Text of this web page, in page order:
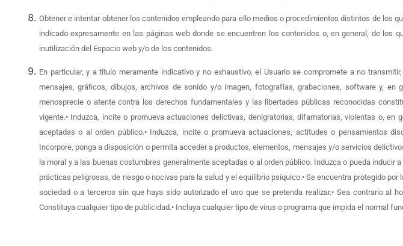
Obtener e intentar obtener los contenidos empleando para ello medios o procedimientos distintos de los
indicado expresamente en las páginas web donde se encuentren los contenidos o, en general, de los
inutilización del Espacio web y/o de los contenidos.
En particular, y a título meramente indicativo y no exhaustivo, el Usuario se compromete a no
mensajes, gráficos, dibujos, archivos de sonido y/o imagen, fotografías, grabaciones, software y,
menosprecie o atente contra los derechos fundamentales y las libertades públicas reconocidas
vigente.• Induzca, incite o promueva actuaciones delictivas, denigratorias, difamatorias, violentas o,
aceptadas o al orden público.• Induzca, incite o promueva actuaciones, actitudes o pensamientos
Incorpore, ponga a disposición o permita acceder a productos, elementos, mensajes y/o servicios
la moral y a las buenas costumbres generalmente aceptadas o al orden público. Induzca o pueda inducir
prácticas peligrosas, de riesgo o nocivas para la salud y el equilibrio psíquico.• Se encuentra protegido
sociedad o a terceros sin que haya sido autorizado el uso que se pretenda realizar.• Sea contrario al
Constituya cualquier tipo de publicidad.• Incluya cualquier tipo de virus o programa que impida el normal